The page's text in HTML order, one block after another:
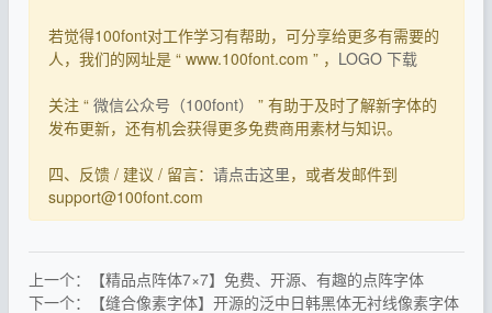
若觉得100font对工作学习有帮助，可分享给更多有需要的
人，我们的网址是 “ www.100font.com ” ， LOGO 下载
关注 “ 微信公众号（100font）
” 有助于及时了解新字体的
发布更新，还有机会获得更多免费商用素材与知识。
四、反馈 / 建议 / 留言： 请点击这里，或者发邮件到
support@100font.com
上一个：【精品点阵体7×7】免费、开源、有趣的点阵字体
下一个：【缝合像素字体】开源的泛中日韩黑体无衬线像素字体